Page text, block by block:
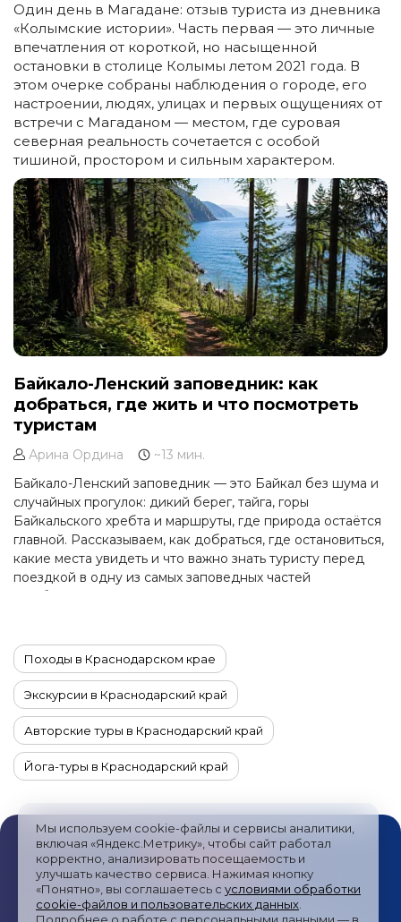
Мы используем cookie-файлы и сервисы аналитики,
включая «Яндекс.Метрику», чтобы сайт работал
корректно, анализировать посещаемость и
улучшать качество сервиса. Нажимая кнопку
«Понятно», вы соглашаетесь с условиями обработки
cookie-файлов и пользовательских данных
Один день в Магадане: отзыв туриста из дневника
«Колымские истории». Часть первая — это личные
впечатления от короткой, но насыщенной
остановки в столице Колымы летом 2021 года. В
этом очерке собраны наблюдения о городе, его
настроении, людях, улицах и первых ощущениях от
встречи с Магаданом — местом, где суровая
северная реальность сочетается с особой
тишиной, простором и сильным характером.
Байкало-Ленский заповедник: как
добраться, где жить и что посмотреть
туристам
Арина Ордина
~13 мин.
Байкало-Ленский заповедник — это Байкал без шума и
случайных прогулок: дикий берег, тайга, горы
Байкальского хребта и маршруты, где природа остаётся
главной. Рассказываем, как добраться, где остановиться,
какие места увидеть и что важно знать туристу перед
поездкой в одну из самых заповедных частей
Прибайкалья.
Походы в Краснодарском крае
Экскурсии в Краснодарский край
Авторские туры в Краснодарский край
Йога-туры в Краснодарский край
Гастрономические туры в Краснодарский край
Комбинированные туры в Краснодарский край
Новогодние туры в Краснодарский край
Публичная оферта/Пользовательское соглашение/